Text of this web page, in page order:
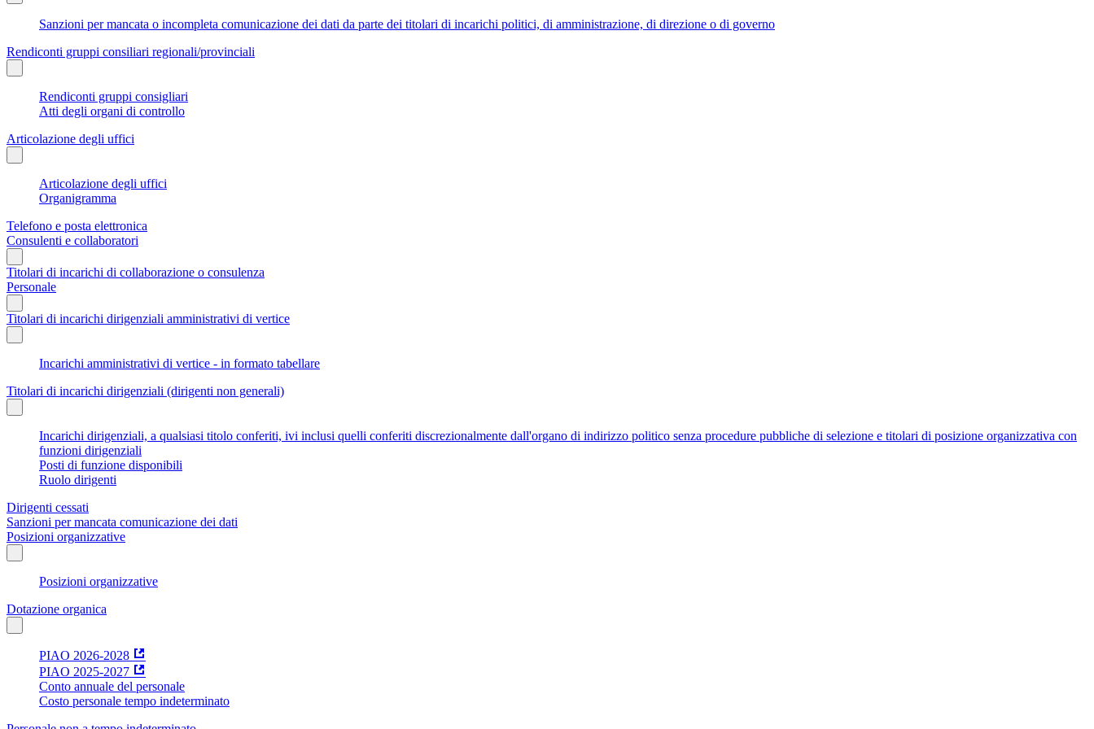
Sanzioni per mancata o incompleta comunicazione dei dati da parte dei titolari di incarichi politici, di amministrazione, di direzione o di governo
Rendiconti gruppi consiliari regionali/provinciali
Rendiconti gruppi consigliari
Atti degli organi di controllo
Articolazione degli uffici
Articolazione degli uffici
Organigramma
Telefono e posta elettronica
Consulenti e collaboratori
Titolari di incarichi di collaborazione o consulenza
Personale
Titolari di incarichi dirigenziali amministrativi di vertice
Incarichi amministrativi di vertice - in formato tabellare
Titolari di incarichi dirigenziali (dirigenti non generali)
Incarichi dirigenziali, a qualsiasi titolo conferiti, ivi inclusi quelli conferiti discrezionalmente dall'organo di indirizzo politico senza procedure pubbliche di selezione e titolari di posizione organizzativa con
funzioni dirigenziali
Posti di funzione disponibili
Ruolo dirigenti
Dirigenti cessati
Sanzioni per mancata comunicazione dei dati
Posizioni organizzative
Posizioni organizzative
Dotazione organica
PIAO 2026-2028
PIAO 2025-2027
Conto annuale del personale
Costo personale tempo indeterminato